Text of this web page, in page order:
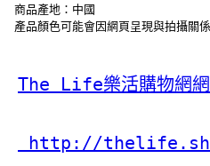
商品產地：中國
產品顏色可能會因網頁呈現與拍攝關
The Life樂活購物網網
http://